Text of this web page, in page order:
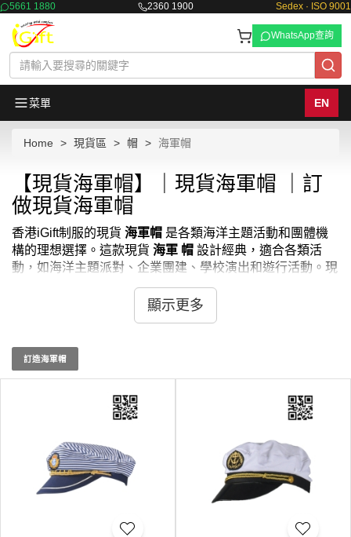
5661 1880 2360 1900 Sedex · ISO 9001
WhatsApp查詢
菜單 EN
Home 現貨區 帽 海軍帽
【現貨海軍帽】｜現貨海軍帽 ｜訂
做現貨海軍帽
香港iGift制服的現貨 海軍帽 是各類海洋主題活動和團體機
構的理想選擇。這款現貨 海軍 帽 設計經典，適合各類活
動，如海洋主題派對、企業團建、學校演出和遊行活動。現
採用高品質面料，佩戴舒適且透氣，經久耐
用。香港iGift制服提供多種顏色和尺碼選擇，滿足不同年齡
段和需求。此外，現貨
还可以根据需求印上机构
iGift制服的現貨
展现统一且专业的形象，提升整体团队精神和形象。現貨海
數量而定。貨期約需3-7天。
顯示更多
訂造海軍帽